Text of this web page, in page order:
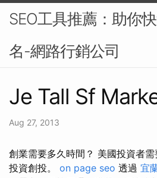
SEO工具推薦：助你
名-網路行銷公司
Je Tall Sf
Aug 27, 2013
創業需要多久時間？ 美國投資者需
投資創投。 on page seo 透過 宜